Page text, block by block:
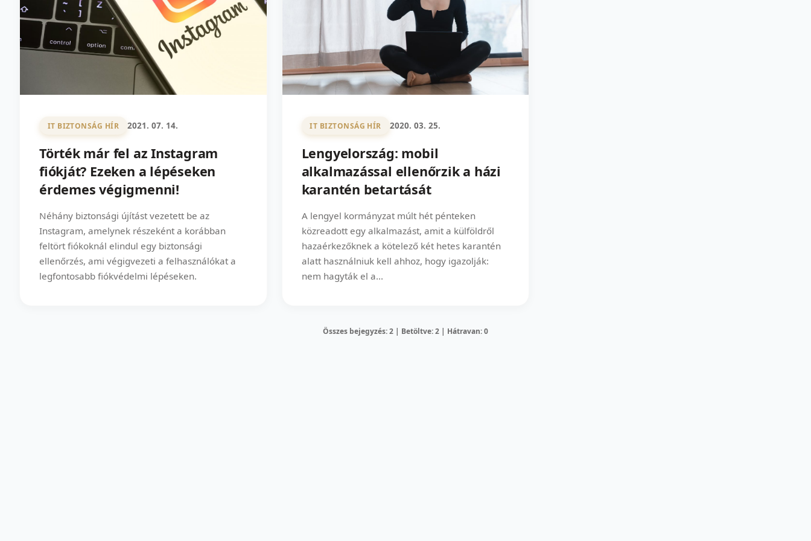
IT BIZTONSÁG HÍR 2021. 07. 14.
Törték már fel az Instagram
fiókját? Ezeken a lépéseken
érdemes végigmenni!
Néhány biztonsági újítást vezetett be az
Instagram, amelynek részeként a korábban
feltört fiókoknál elindul egy biztonsági
ellenőrzés, ami végigvezeti a felhasználókat a
legfontosabb fiókvédelmi lépéseken.
IT BIZTONSÁG HÍR 2020. 03. 25.
Lengyelország: mobil
alkalmazással ellenőrzik a házi
karantén betartását
A lengyel kormányzat múlt hét pénteken
közreadott egy alkalmazást, amit a külföldről
hazaérkezőknek a kötelező két hetes karantén
alatt használniuk kell ahhoz, hogy igazolják:
nem hagyták el a...
Összes bejegyzés: 2 | Betöltve: 2 | Hátravan: 0